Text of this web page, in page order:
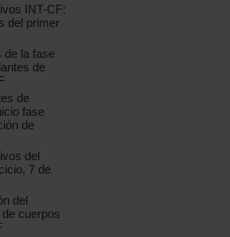
INT-CF:
del primer
de la fase
de
de
fase
de
del
7 de
del
cuerpos